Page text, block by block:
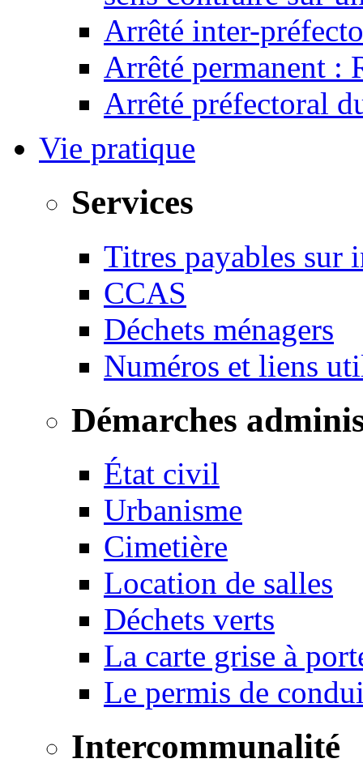
Arrêté inter-
Arrêté permanent :
Arrêté préfectoral
Vie pratique
Services
Titres payables sur
CCAS
Déchets ménagers
Numéros et liens
Démarches
État civil
Urbanisme
Cimetière
Location de salles
Déchets verts
La carte grise à
Le permis de
Intercommunalité